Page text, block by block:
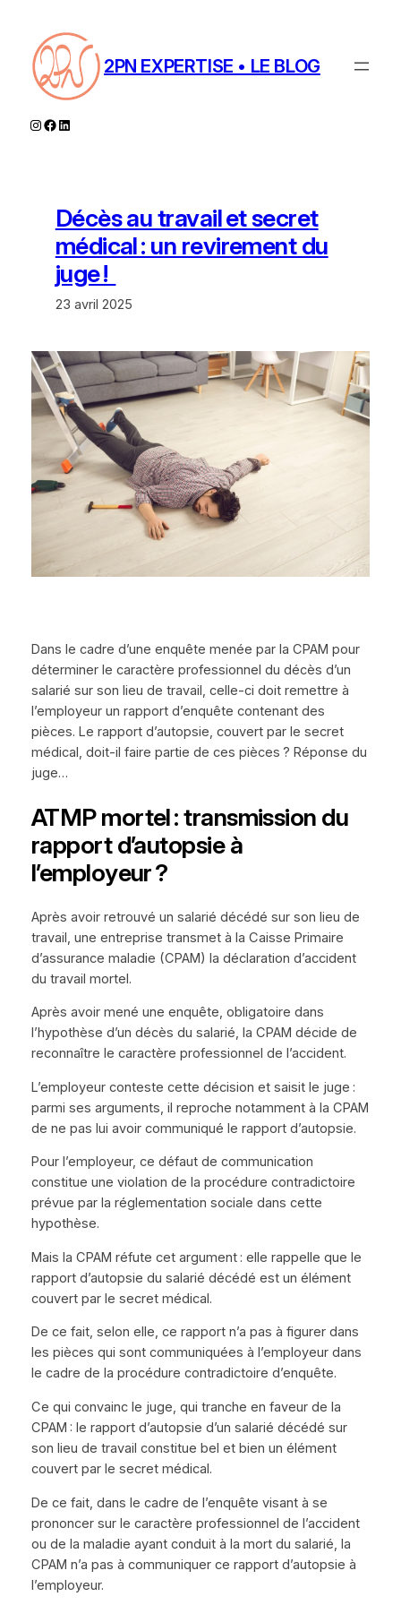
contenu
2PN EXPERTISE • LE BLOG
Instagram
Facebook
LinkedIn
Décès au travail et secret
médical : un revirement du
juge !
23 avril 2025
Dans le cadre d’une enquête menée par la CPAM pour
déterminer le caractère professionnel du décès d’un
salarié sur son lieu de travail, celle-ci doit remettre à
l’employeur un rapport d’enquête contenant des
pièces. Le rapport d’autopsie, couvert par le secret
médical, doit-il faire partie de ces pièces ? Réponse du
juge…
ATMP mortel : transmission du
rapport d’autopsie à
l’employeur ?
Après avoir retrouvé un salarié décédé sur son lieu de
travail, une entreprise transmet à la Caisse Primaire
d’assurance maladie (CPAM) la déclaration d’accident
du travail mortel.
Après avoir mené une enquête, obligatoire dans
l’hypothèse d’un décès du salarié, la CPAM décide de
reconnaître le caractère professionnel de l’accident.
L’employeur conteste cette décision et saisit le juge :
parmi ses arguments, il reproche notamment à la CPAM
de ne pas lui avoir communiqué le rapport d’autopsie.
Pour l’employeur, ce défaut de communication
constitue une violation de la procédure contradictoire
prévue par la réglementation sociale dans cette
hypothèse.
Mais la CPAM réfute cet argument : elle rappelle que le
rapport d’autopsie du salarié décédé est un élément
couvert par le secret médical.
De ce fait, selon elle, ce rapport n’a pas à figurer dans
les pièces qui sont communiquées à l’employeur dans
le cadre de la procédure contradictoire d’enquête.
Ce qui convainc le juge, qui tranche en faveur de la
CPAM : le rapport d’autopsie d’un salarié décédé sur
son lieu de travail constitue bel et bien un élément
couvert par le secret médical.
De ce fait, dans le cadre de l’enquête visant à se
prononcer sur le caractère professionnel de l’accident
ou de la maladie ayant conduit à la mort du salarié, la
CPAM n’a pas à communiquer ce rapport d’autopsie à
l’employeur.